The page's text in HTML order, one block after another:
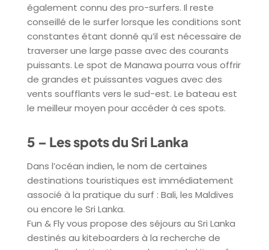
également connu des pro-surfers. Il reste
conseillé de le surfer lorsque les conditions sont
constantes étant donné qu’il est nécessaire de
traverser une large passe avec des courants
puissants. Le spot de Manawa pourra vous offrir
de grandes et puissantes vagues avec des
vents soufflants vers le sud-est. Le bateau est
le meilleur moyen pour accéder à ces spots.
5 – Les spots du Sri Lanka
Dans l’océan indien, le nom de certaines
destinations touristiques est immédiatement
associé à la pratique du surf : Bali, les Maldives
ou encore le Sri Lanka.
Fun & Fly vous propose des séjours au Sri Lanka
destinés au kiteboarders à la recherche de